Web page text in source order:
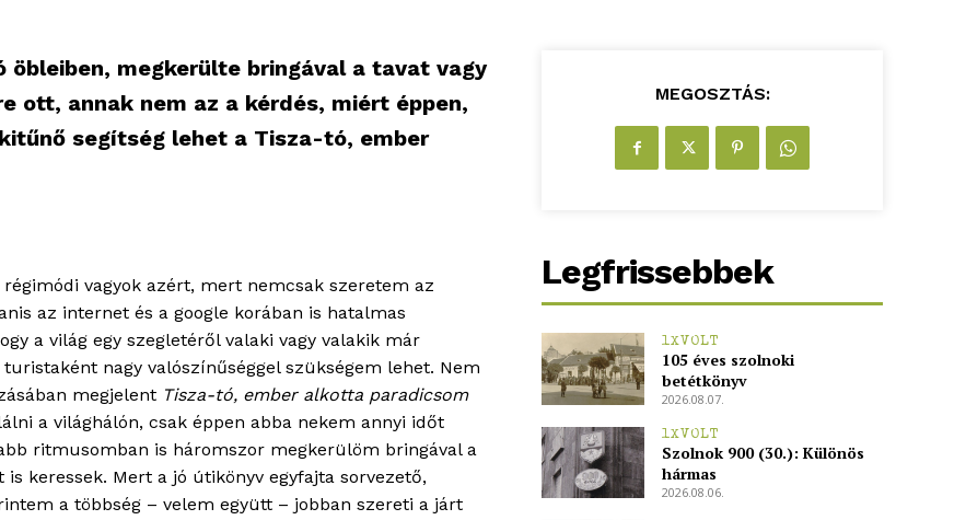
megkerülte bringával a tavat vagy
ott, annak nem az a kérdés, miért éppen,
segítség lehet a Tisza-tó, ember
vagyok azért, mert nemcsak szeretem az
az internet és a google korában is hatalmas
a világ egy szegletéről valaki vagy valakik már
nagy valószínűséggel szükségem lehet. Nem
megjelent Tisza-tó, ember alkotta paradicsom
a világhálón, csak éppen abba nekem annyi időt
ritmusomban is háromszor megkerülöm bringával a
keressek. Mert a jó útikönyv egyfajta sorvezető,
a többség – velem együtt – jobban szereti a járt
MEGOSZTÁS:
Legfrissebbek
1XVOLT
105 éves szolnoki
betétkönyv
2026.08.07.
1XVOLT
Szolnok 900 (30.): Különös
hármas
2026.08.06.